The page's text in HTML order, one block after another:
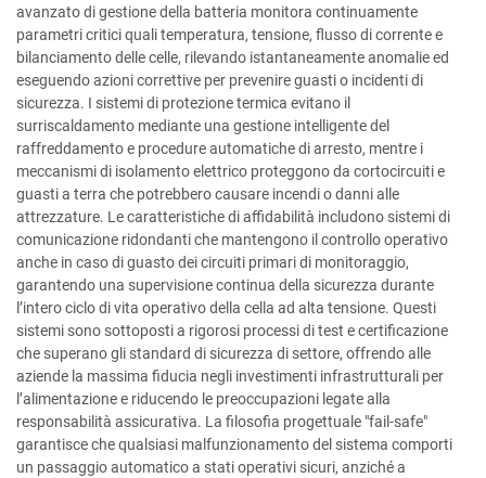
avanzato di gestione della batteria monitora continuamente
parametri critici quali temperatura, tensione, flusso di corrente e
bilanciamento delle celle, rilevando istantaneamente anomalie ed
eseguendo azioni correttive per prevenire guasti o incidenti di
sicurezza. I sistemi di protezione termica evitano il
surriscaldamento mediante una gestione intelligente del
raffreddamento e procedure automatiche di arresto, mentre i
meccanismi di isolamento elettrico proteggono da cortocircuiti e
guasti a terra che potrebbero causare incendi o danni alle
attrezzature. Le caratteristiche di affidabilità includono sistemi di
comunicazione ridondanti che mantengono il controllo operativo
anche in caso di guasto dei circuiti primari di monitoraggio,
garantendo una supervisione continua della sicurezza durante
l’intero ciclo di vita operativo della cella ad alta tensione. Questi
sistemi sono sottoposti a rigorosi processi di test e certificazione
che superano gli standard di sicurezza di settore, offrendo alle
aziende la massima fiducia negli investimenti infrastrutturali per
l’alimentazione e riducendo le preoccupazioni legate alla
responsabilità assicurativa. La filosofia progettuale "fail-safe"
garantisce che qualsiasi malfunzionamento del sistema comporti
un passaggio automatico a stati operativi sicuri, anziché a